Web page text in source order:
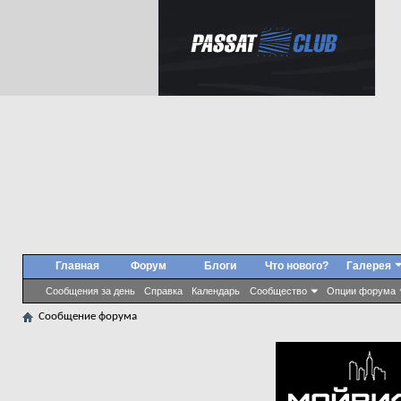
Главная Форум
Сообщения за день Справка Календарь Сообщество Опции форума
Блоги Что нового? Галерея
Сообщение форума